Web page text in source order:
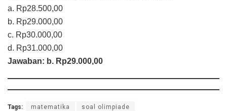
a. Rp28.500,00
b. Rp29.000,00
c. Rp30.000,00
d. Rp31.000,00
Jawaban: b. Rp29.000,00
Tags: matematika soal olimpiade